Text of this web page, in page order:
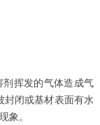
挥发的气体造成气
封闭或基材表面有水
象。